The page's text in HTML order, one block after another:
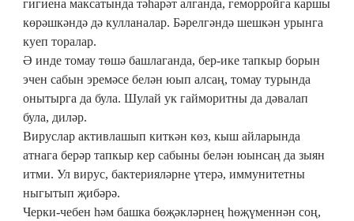
гигиена максатында тәһарәт алганда, геморройга каршы
көрәшкәндә дә кулланалар. Бәрелгәндә шешкән урынга
куеп торалар.
Ә инде томау төшә башлаганда, бер-ике тапкыр борын
эчен сабын эремәсе белән юып алсаң, томау турында
онытырга да була. Шулай ук гайморитны да дәвалап
була, диләр.
Вируслар активлашып киткән көз, кыш айларында
атнага берәр тапкыр кер сабыны белән юынсаң да зыян
итми. Ул вирус, бактерияләрне үтерә, иммунитетны
ныгытып җибәрә.
Черки-чебен һәм башка бөҗәкләрнең һөҗүменнән соң,